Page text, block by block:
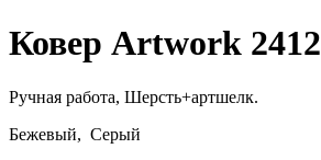
Ковер Artwork 2412
Ручная работа, Шерсть+артшелк.
Бежевый, Серый